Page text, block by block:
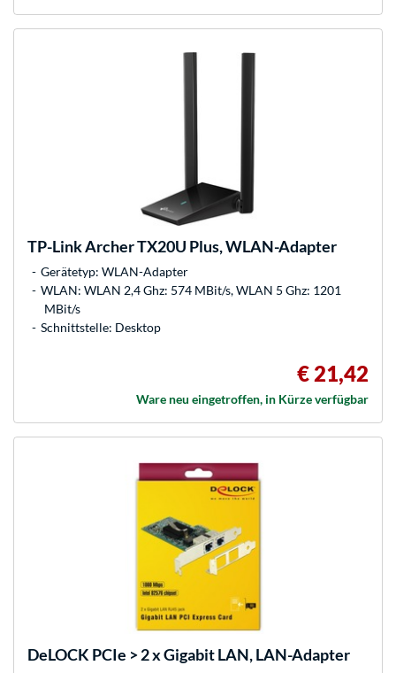
TP-LinkArcher TX20U Plus, WLAN-Adapter
Gerätetyp: WLAN-Adapter
WLAN: WLAN 2,4 Ghz: 574 MBit/s, WLAN 5 Ghz: 1201
MBit/s
Schnittstelle: Desktop
€ 21,42
Ware neu eingetroffen, in Kürze verfügbar
DeLOCK PCIe > 2 x Gigabit LAN, LAN-Adapter